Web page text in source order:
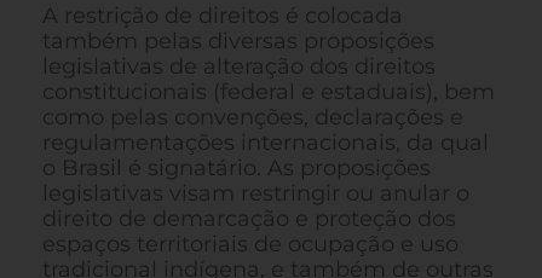
A restrição de direitos é colocada
também pelas diversas proposições
legislativas de alteração dos direitos
constitucionais (federal e estaduais), bem
como pelas convenções, declarações e
regulamentações internacionais, da qual
o Brasil é signatário. As proposições
legislativas visam restringir ou anular o
direito de demarcação e proteção dos
espaços territoriais de ocupação e uso
tradicional indígena, e também de outras